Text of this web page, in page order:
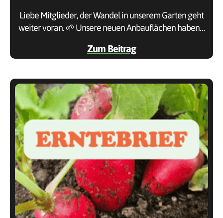
Liebe Mitglieder, der Wandel in unserem Garten geht
weiter voran. 🌱 Unsere neuen Anbauflächen haben…
Zum Beitrag